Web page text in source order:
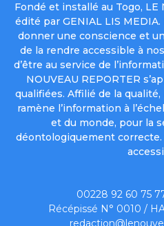
Fondé et installé au Togo, LE
édité par GENIAL LIS
donner une conscience et
de la rendre accessible à
d’être au service de
NOUVEAU REPORTER
qualifiées. Affilié de la qualité,
ramène l’information à
et du monde, pour la
déontologiquement correcte.
00228 92 60 75
Récépissé N° 0010 /